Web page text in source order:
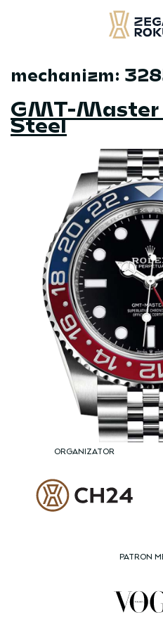
Skip
content
mechanizm:
GMT-Master
Steel
ORGANIZATOR
PATRON